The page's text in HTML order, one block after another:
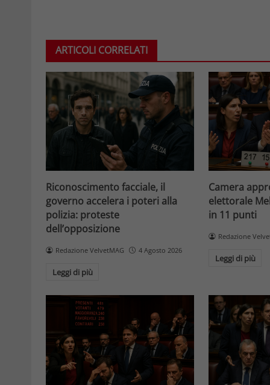
ARTICOLI CORRELATI
Riconoscimento facciale, il
governo accelera i poteri alla
polizia: proteste
dell’opposizione
Redazione VelvetMAG 4 Agosto 2026
Leggi di più
Camera
elettorale
in 11 punti
Redazione
Leggi di più